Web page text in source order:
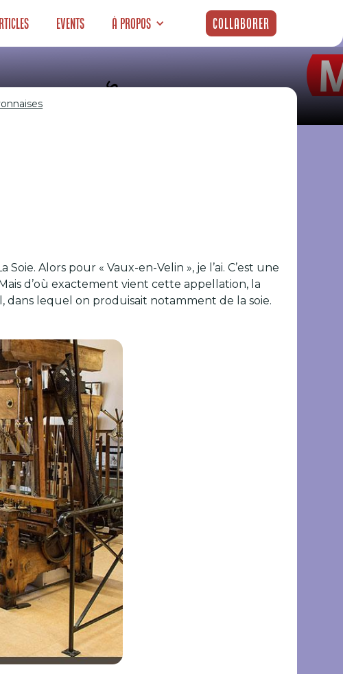
Events À propos Collaborer
derrière le
Alors pour « Vaux-en-Velin », je l’ai. C’est une
d’où exactement vient cette appellation, la
dans lequel on produisait notamment de la soie.